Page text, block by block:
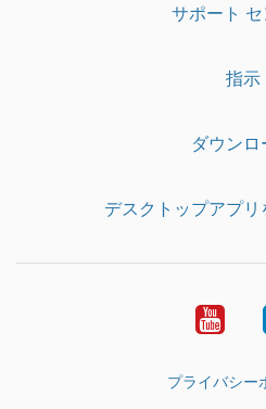
サポート
指示
ダウンロ
デスクトップアプ
プライバシー